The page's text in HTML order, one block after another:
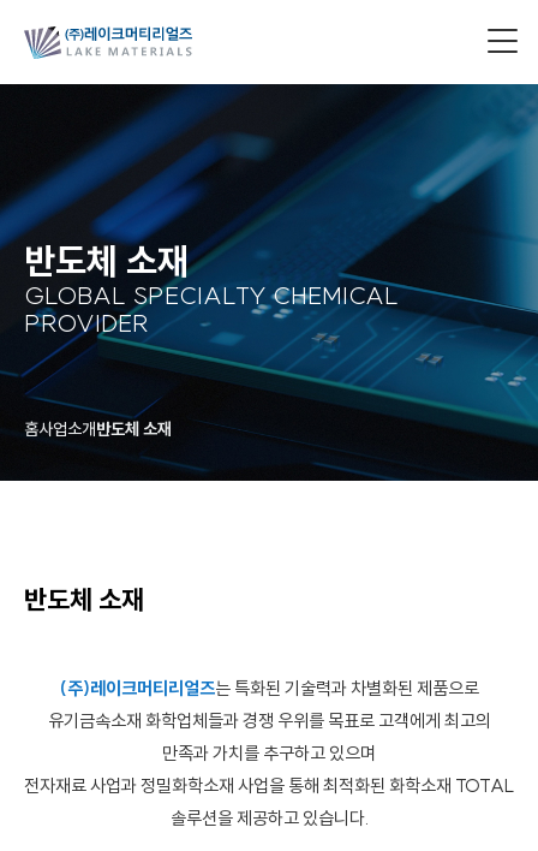
반도체 소재
GLOBAL SPECIALTY CHEMICAL
PROVIDER
홈사업소개반도체 소재
반도체 소재
(주)레이크머티리얼즈는 특화된 기술력과 차별화된 제품으로
유기금속소재 화학업체들과 경쟁 우위를 목표로 고객에게 최고의
만족과 가치를 추구하고 있으며
전자재료 사업과 정밀화학소재 사업을 통해 최적화된 화학소재 TOTAL
솔루션을 제공하고 있습니다.